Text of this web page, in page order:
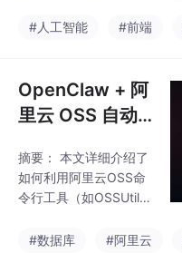
实时评分与改进建议；
论算法优化
实时记录学习活动，DR
学习路径。系统采用轻
量级数据库和高效算
法，实现学习进度精准
测试显著提升学习效率
（响应延迟10.23ms，
用户满意度95.7%）。
供了可扩展的技术框
#人工智能 #前端
OpenClaw + 阿
里云 OSS 自动
载文件、自动备
份本地数据到云
摘要： 本文详细介绍了
如何利用阿里云OSS命
令行工具（如OSSUtil或
量文件管理与自动化数
#数据库 #阿里云